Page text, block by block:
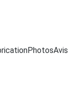
PhotosAvis